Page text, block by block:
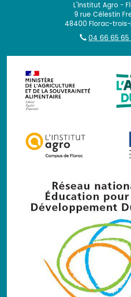
L'Institut Agro -
9 rue Célestin
48400 Florac-
04 66 65 65